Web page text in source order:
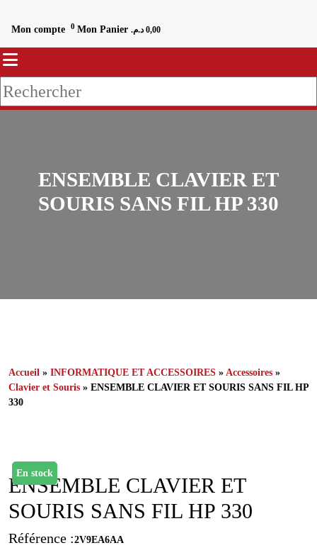
Mon compte 0 Mon Panier 0,00 د.م.
ENSEMBLE CLAVIER ET
SOURIS SANS FIL HP 330
Accueil » INFORMATIQUE ET ACCESSOIRES » Accessoires »
Clavier et Souris » ENSEMBLE CLAVIER ET SOURIS SANS FIL HP
330
En stock
ENSEMBLE CLAVIER ET
SOURIS SANS FIL HP 330
Référence :2V9EA6AA